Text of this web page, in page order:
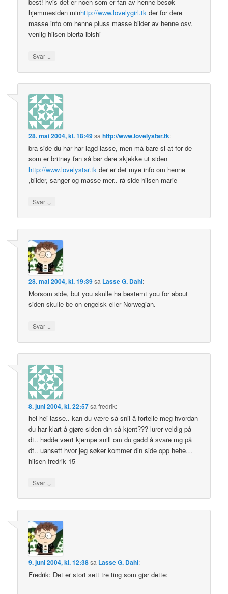
best! hvis det er noen som er fan av henne besøk
hjemmesiden minhttp://www.lovelygirl.tk der for dere
masse info om henne pluss masse bilder av henne osv.
venlig hilsen blerta ibishi
Svar ↓
28. mai 2004, kl. 18:49sa http://www.lovelystar.tk:
bra side du har har lagd lasse, men må bare si at for de
som er britney fan så bør dere skjekke ut siden
http://www.lovelystar.tk der er det mye info om henne
,bilder, sanger og masse mer.. rå side hilsen marie
Svar ↓
28. mai 2004, kl. 19:39sa Lasse G. Dahl:
Morsom side, but you skulle ha bestemt you for about
siden skulle be on engelsk eller Norwegian.
Svar ↓
8. juni 2004, kl. 22:57sa fredrik:
hei hei lasse.. kan du være så snil å fortelle meg hvordan
du har klart å gjøre siden din så kjent??? lurer veldig på
dt.. hadde vært kjempe snill om du gadd å svare mg på
dt.. uansett hvor jeg søker kommer din side opp hehe…
hilsen fredrik 15
Svar ↓
9. juni 2004, kl. 12:38sa Lasse G. Dahl:
Fredrik: Det er stort sett tre ting som gjør dette: